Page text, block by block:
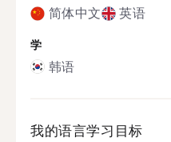
简体中文 英语
学
韩语
我的语言学习目标